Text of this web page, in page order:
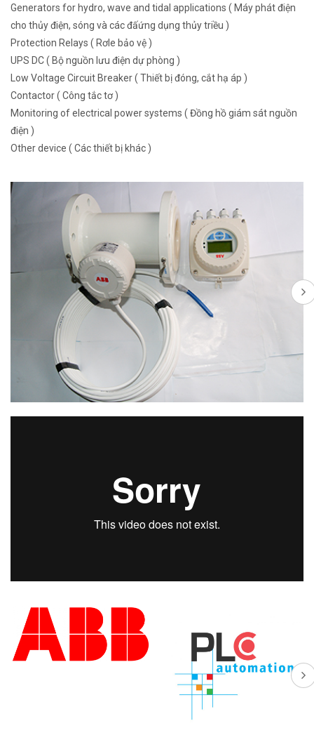
Generators for hydro, wave and tidal applications ( Máy phát điện
cho thủy điện, sóng và các đấứng dụng thủy triều )
Protection Relays ( Rơle bảo vệ )
UPS DC ( Bộ nguồn lưu điện dự phòng )
Low Voltage Circuit Breaker ( Thiết bị đóng, cắt hạ áp )
Contactor ( Công tắc tơ )
Monitoring of electrical power systems ( Đồng hồ giám sát nguồn
điện )
Other device ( Các thiết bị khác )